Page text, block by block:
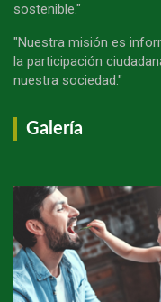
sostenible."
"Nuestra misión es
la participación
nuestra sociedad."
Galería